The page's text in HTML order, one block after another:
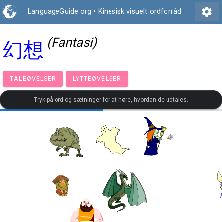
LanguageGuide.org • Kinesisk visuelt ordforråd settings
幻想 (Fantasi)
TALEØVELSER LYTTEØVELSER
Tryk på ord og sætninger for at høre, hvordan de udtales.